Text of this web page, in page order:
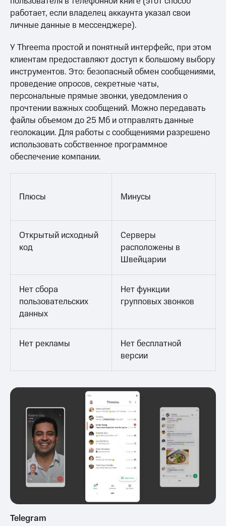
работает, если владелец аккаунта указал свои
личные данные в мессенджере).
У Threema простой и понятный интерфейс, при этом
клиентам предоставляют доступ к большому выбору
инструментов. Это: безопасный обмен сообщениями,
проведение опросов, секретные чаты,
персональные прямые звонки, уведомления о
прочтении важных сообщений. Можно передавать
файлы объемом до 25 Мб и отправлять данные
геолокации. Для работы с сообщениями разрешено
использовать собственное программное
обеспечение компании.
Плюсы Минусы
Открытый исходный
код
Серверы
расположены в
Швейцарии
Нет сбора
пользовательских
данных
Нет функции
групповых звонков
Нет рекламы
Нет бесплатной
версии
Telegram